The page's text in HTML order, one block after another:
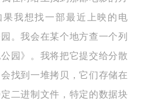
果我想找一部最近上映的电
。我会在某个地方查一个列
园》。我将把它提交给分散
找到一堆拷贝，它们存储在
二进制文件，特定的数据块